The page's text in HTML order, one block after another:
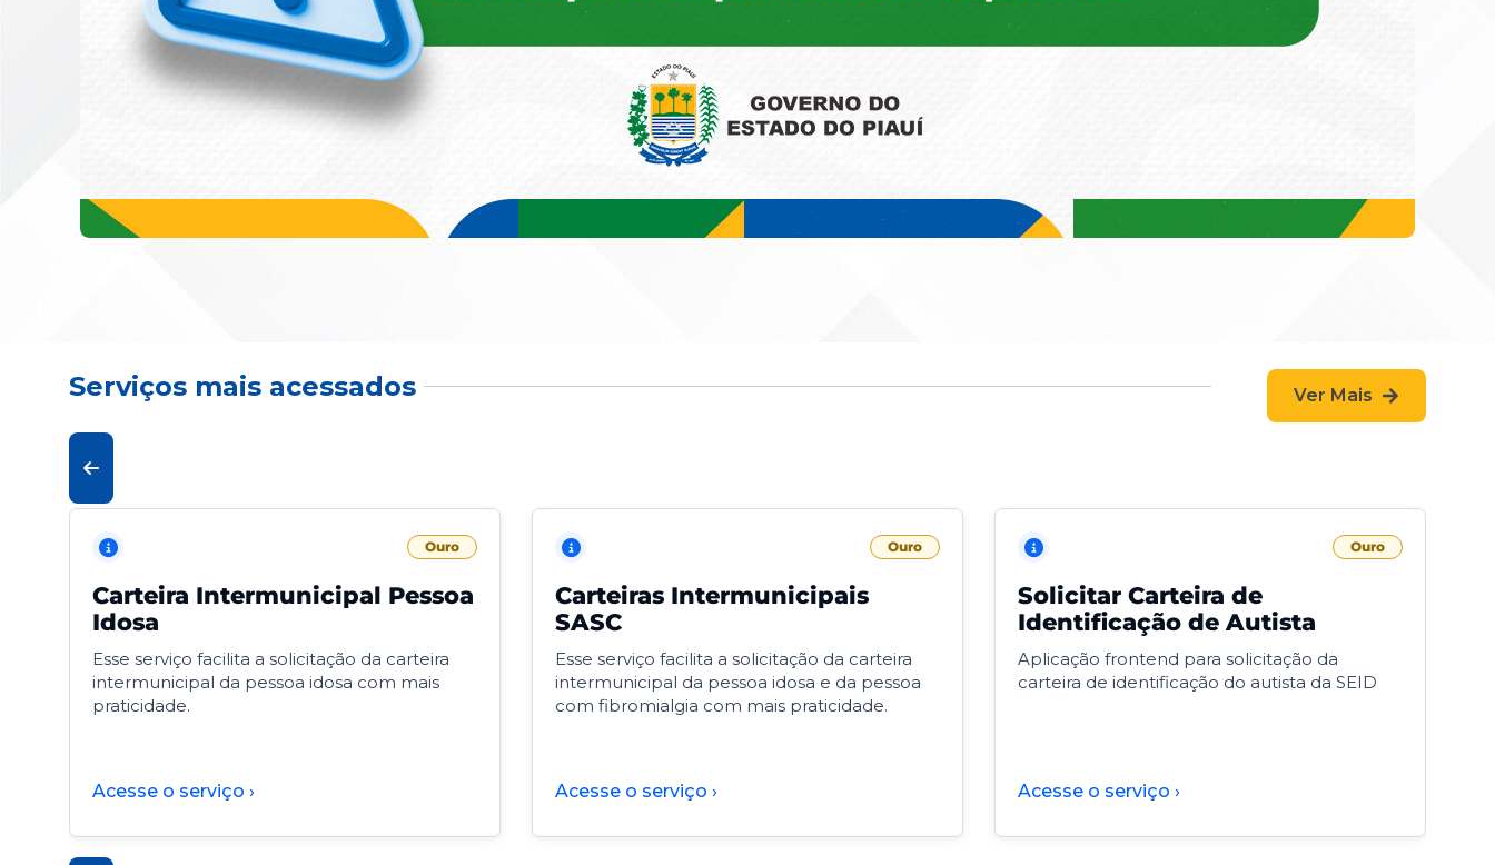
Serviços mais acessados Ver Mais
Ouro
Carteira Intermunicipal Pessoa
Idosa
Esse serviço facilita a solicitação da carteira
intermunicipal da pessoa idosa com mais
praticidade.
Acesse o serviço ›
Ouro
Carteiras Intermunicipais
SASC
Esse serviço facilita a solicitação da carteira
intermunicipal da pessoa idosa e da pessoa
com fibromialgia com mais praticidade.
Acesse o serviço ›
Ouro
Solicitar Carteira de
Identificação de Autista
Aplicação frontend para solicitação da
carteira de identificação do autista da SEID
Acesse o serviço ›